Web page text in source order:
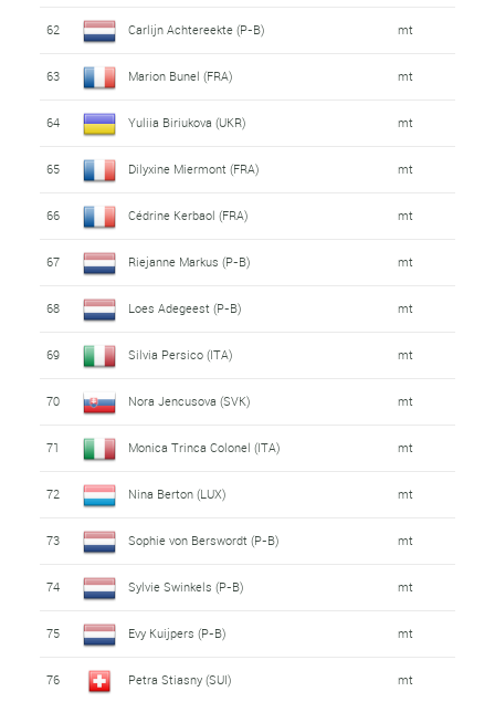
62 Carlijn Achtereekte (P-B) mt
63 Marion Bunel (FRA) mt
64 Yuliia Biriukova (UKR) mt
65 Dilyxine Miermont (FRA) mt
66 Cédrine Kerbaol (FRA) mt
67 Riejanne Markus (P-B) mt
68 Loes Adegeest (P-B) mt
69 Silvia Persico (ITA) mt
70 Nora Jencusova (SVK) mt
71 Monica Trinca Colonel (ITA) mt
72 Nina Berton (LUX) mt
73 Sophie von Berswordt (P-B) mt
74 Sylvie Swinkels (P-B) mt
75 Evy Kuijpers (P-B) mt
76 Petra Stiasny (SUI) mt